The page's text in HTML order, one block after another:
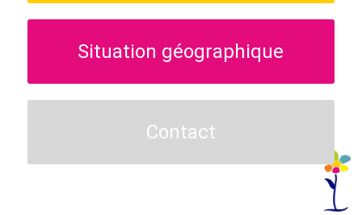
Situation géographique
Contact